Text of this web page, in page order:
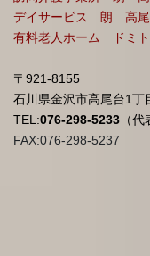
デイサービス 朗 高尾
有料老人ホーム ドミ
〒921-8155
石川県金沢市高尾台1丁
TEL:076-298-5233 （代
FAX:076-298-5237